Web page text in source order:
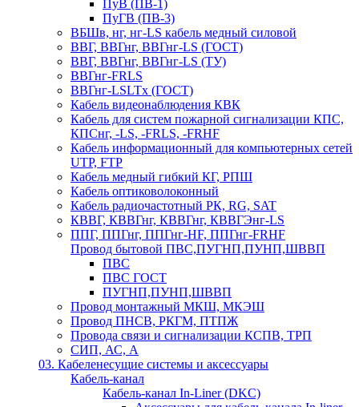
ПуВ (ПВ-1)
ПуГВ (ПВ-3)
ВБШв, нг, нг-LS кабель медный силовой
ВВГ, ВВГнг, ВВГнг-LS (ГОСТ)
ВВГ, ВВГнг, ВВГнг-LS (ТУ)
ВВГнг-FRLS
ВВГнг-LSLTx (ГОСТ)
Кабель видеонаблюдения КВК
Кабель для систем пожарной сигнализации КПС,
КПСнг, -LS, -FRLS, -FRHF
Кабель информационный для компьютерных сетей
UTP, FTP
Кабель медный гибкий КГ, РПШ
Кабель оптиковолоконный
Кабель радиочастотный РК, RG, SAT
КВВГ, КВВГнг, КВВГнг, КВВГЭнг-LS
ППГ, ППГнг, ППГнг-HF, ППГнг-FRHF
Провод бытовой ПВС,ПУГНП,ПУНП,ШВВП
ПВС
ПВС ГОСТ
ПУГНП,ПУНП,ШВВП
Провод монтажный МКШ, МКЭШ
Провод ПНСВ, РКГМ, ПТПЖ
Провода связи и сигнализации КСПВ, ТРП
СИП, АС, А
03. Кабеленесущие системы и аксессуары
Кабель-канал
Кабель-канал In-Liner (DKC)